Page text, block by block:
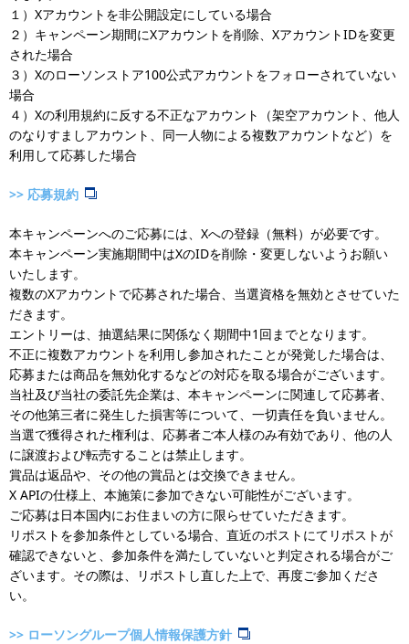
１）Xアカウントを非公開設定にしている場合
２）キャンペーン期間にXアカウントを削除、XアカウントIDを変更
された場合
３）Xのローソンストア100公式アカウントをフォローされていない
場合
４）Xの利用規約に反する不正なアカウント（架空アカウント、他人
のなりすましアカウント、同一人物による複数アカウントなど）を
利用して応募した場合
>> 応募規約
本キャンペーンへのご応募には、Xへの登録（無料）が必要です。
本キャンペーン実施期間中はXのIDを削除・変更しないようお願い
いたします。
複数のXアカウントで応募された場合、当選資格を無効とさせていた
だきます。
エントリーは、抽選結果に関係なく期間中1回までとなります。
不正に複数アカウントを利用し参加されたことが発覚した場合は、
応募または商品を無効化するなどの対応を取る場合がございます。
当社及び当社の委託先企業は、本キャンペーンに関連して応募者、
その他第三者に発生した損害等について、一切責任を負いません。
当選で獲得された権利は、応募者ご本人様のみ有効であり、他の人
に譲渡および転売することは禁止します。
賞品は返品や、その他の賞品とは交換できません。
X APIの仕様上、本施策に参加できない可能性がございます。
ご応募は日本国内にお住まいの方に限らせていただきます。
リポストを参加条件としている場合、直近のポストにてリポストが
確認できないと、参加条件を満たしていないと判定される場合がご
ざいます。その際は、リポストし直した上で、再度ご参加くださ
い。
>> ローソングループ個人情報保護方針